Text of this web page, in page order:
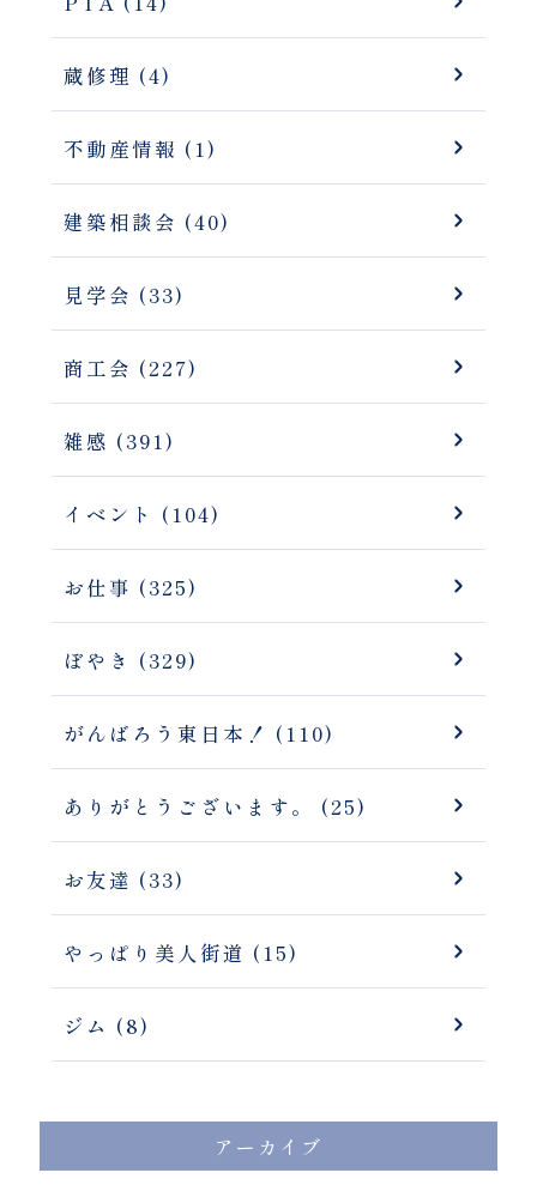
蔵修理 (4)
不動産情報 (1)
建築相談会 (40)
見学会 (33)
商工会 (227)
雑感 (391)
イベント (104)
お仕事 (325)
ぼやき (329)
がんばろう東日本！ (110)
ありがとうございます。 (25)
お友達 (33)
やっぱり美人街道 (15)
ジム (8)
アーカイブ